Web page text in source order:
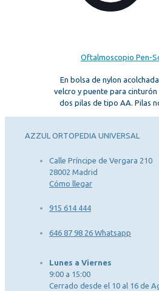
Oftalmoscopio Pen-
En bolsa de nylon
velcro y puente para cinturón
dos pilas de tipo AA. Pilas
AZZUL ORTOPEDIA UNIVERSAL
Calle Príncipe de Vergara 210
28002 Madrid
Cómo llegar
915 614 444
646 87 98 26 Whatsapp
Lunes a Viernes
9:00 a 15:00
Cerrado desde el 10 al 16 de